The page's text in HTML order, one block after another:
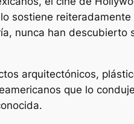
sostiene
nunca han descubierto
arquitectónicos,
que lo